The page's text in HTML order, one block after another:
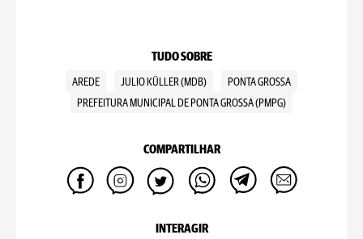
TUDO SOBRE
AREDE JULIO KÜLLER (MDB)
PONTA GROSSA
PREFEITURA MUNICIPAL DE PONTA GROSSA (PMPG)
COMPARTILHAR
INTERAGIR